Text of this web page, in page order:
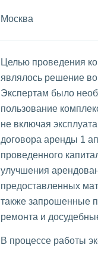
Москва
Целью проведения
являлось решение
Экспертам было
пользование
не включая
договора аренды 1
проведенного
улучшения
предоставленных
также запрошенные
ремонта и
В процессе работы